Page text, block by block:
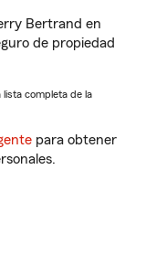
Bertrand en
de propiedad
lista completa de la
para obtener